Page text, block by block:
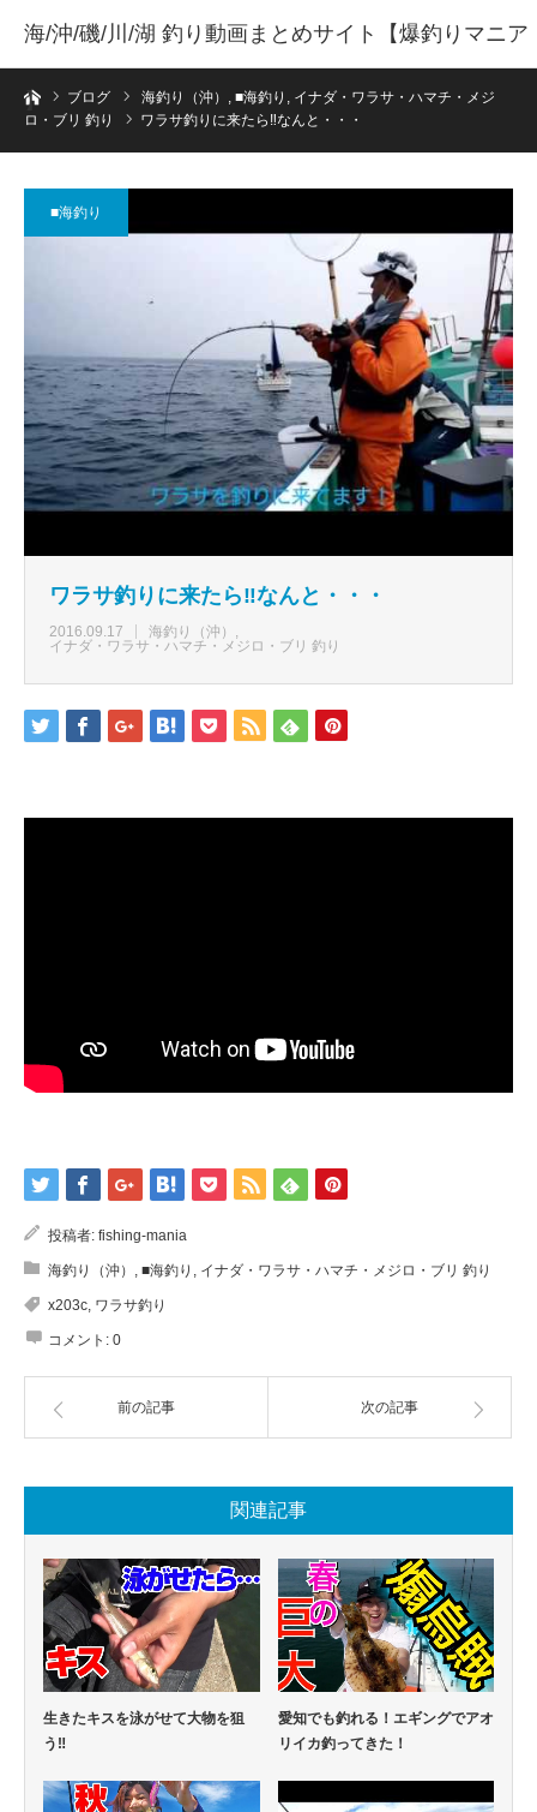
海/沖/磯/川/湖 釣り動画まとめサイト【爆釣りマニア
】ホームブログ 海釣り（沖） , ■海釣り , イナダ・ワラサ・ハマチ・メジ
ロ・ブリ 釣り
ワラサ釣りに来たら‼なんと・・・
■海釣り
ワラサ釣りに来たら‼なんと・・・
2016.09.17
海釣り（沖）
イナダ・ワラサ・ハマチ・メジロ・ブリ 釣り
投稿者: fishing-mania
海釣り（沖） , ■海釣り , イナダ・ワラサ・ハマチ・メジロ・ブリ 釣り
x203c, ワラサ釣り
コメント: 0
前の記事 次の記事
関連記事
生きたキスを泳がせて大物を狙
う‼
愛知でも釣れる！エギングでアオ
リイカ釣ってきた！